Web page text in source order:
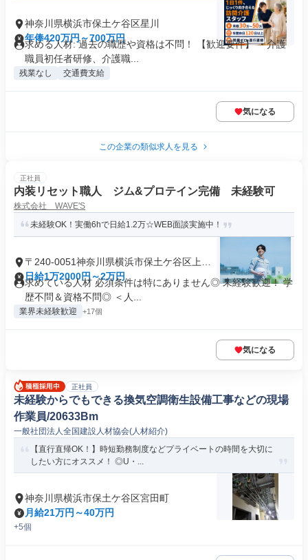
神奈川県横浜市保土ケ谷区星川
年俸420万円～700万円
求める人材: 過去の職歴や資格は不問！ 【歓迎要件】 ・介護
職員初任者研修、介護職...
残業なし 交通費支給
気になる
この企業の類似求人を見る
正社員
内装リセット職人 ジム&プロテイン完備 未経験可
株式会社 WAVE'S
未経験OK！実働6hで日給1.2万☆WEB面談実施中！
〒240-0051神奈川県横浜市保土ケ谷区上菅
田町
日給1万2000円～2万円
求めている人材 必須条件は特にありません◎ 未経験歓迎！ 学
歴不問＆資格不問◎ ＜人...
業界未経験歓迎 +17個
気になる
正社員
未経験からでもできる換気空調衛生設備工事などの現場
作業員/20633Bm
一般社団法人全国建設人材協会(人材紹介)
【直行直帰OK！】時短勤務制度などプライベートの時間を大切に
したい方にオススメ！ ◎U・...
神奈川県横浜市保土ケ谷区宮田町
月給21万円～40万円
+5個